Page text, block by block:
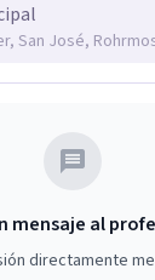
San José,
mensaje al
directamente